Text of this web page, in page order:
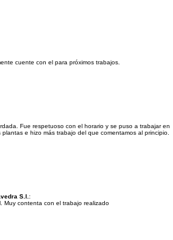
cuente con el para próximos trabajos.
Fue respetuoso con el horario y se puso a trabajar en
e hizo más trabajo del que comentamos al principio.
S.l. :
Muy contenta con el trabajo realizado